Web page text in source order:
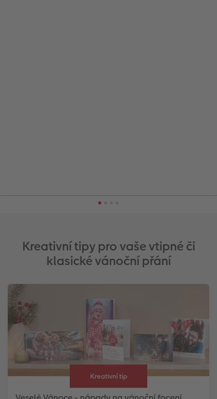
Kreativní tipy pro vaše vtipné či
klasické vánoční přání
Kreativní tip